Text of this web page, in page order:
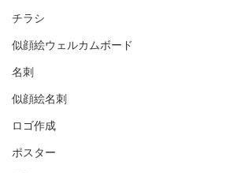
チラシ
似顔絵ウェルカムボード
名刺
似顔絵名刺
ロゴ作成
ポスター